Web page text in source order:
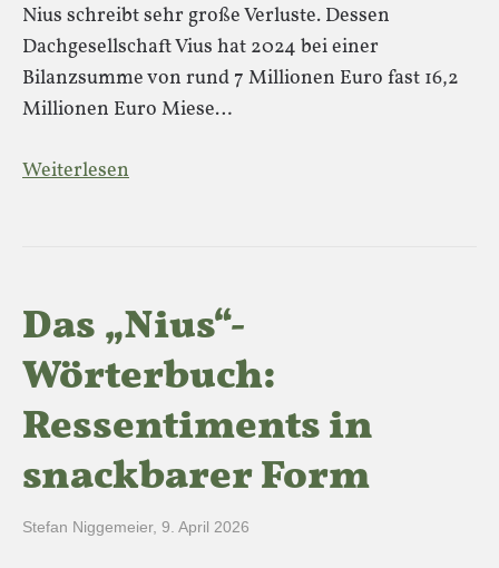
Nius schreibt sehr große Verluste. Dessen
Dachgesellschaft Vius hat 2024 bei einer
Bilanzsumme von rund 7 Millionen Euro fast 16,2
Millionen Euro Miese…
Weiterlesen
Das „Nius“-
Wörterbuch:
Ressentiments in
snackbarer Form
Stefan Niggemeier, 9. April 2026